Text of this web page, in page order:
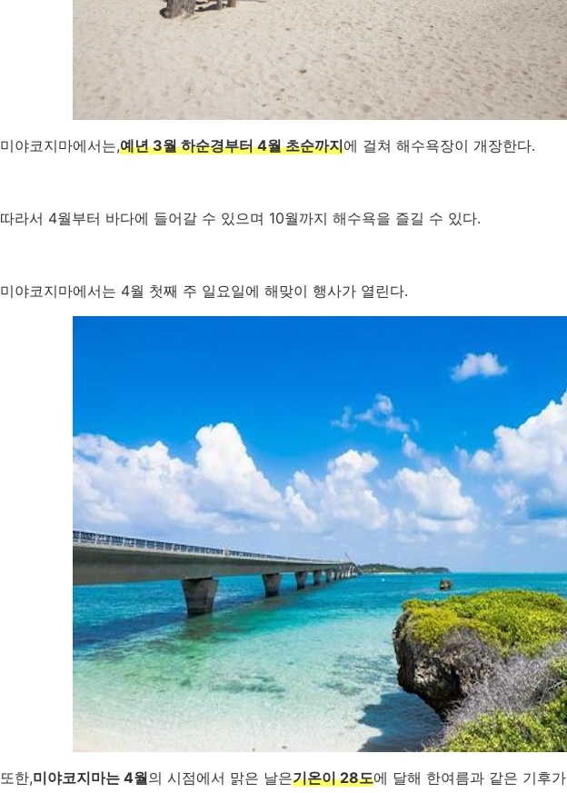
미야코지마에서는,예년 3월 하순경부터 4월 초순까지에 걸쳐 해수욕장이 개장한다.
따라서 4월부터 바다에 들어갈 수 있으며 10월까지 해수욕을 즐길 수 있다.
미야코지마에서는 4월 첫째 주 일요일에 해맞이 행사가 열린다.
또한,미야코지마는 4월의 시점에서 맑은 날은기온이 28도에 달해 한여름과 같은 기후